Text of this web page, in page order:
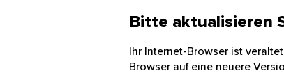
Bitte aktualisieren
Ihr Internet-Browser ist
Browser auf eine neuere